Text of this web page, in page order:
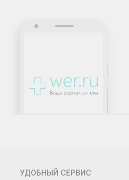
УДОБНЫЙ СЕРВИС